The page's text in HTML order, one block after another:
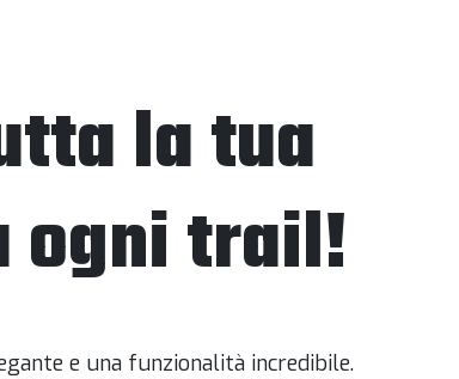
la tua
ogni trail!
e una funzionalità incredibile.